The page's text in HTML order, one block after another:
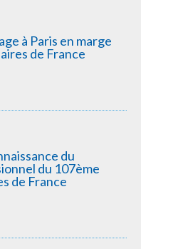
à Paris en marge
de France
du
du 107ème
de France